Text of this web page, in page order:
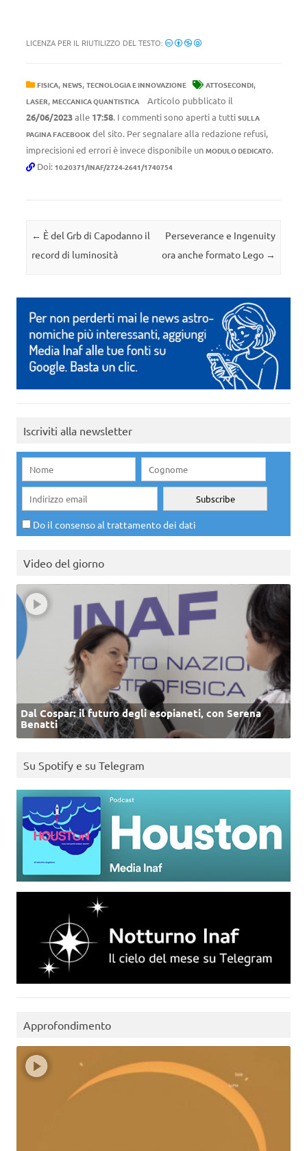
LICENZA PER IL RIUTILIZZO DEL TESTO:
FISICA, NEWS, TECNOLOGIA E INNOVAZIONE ATTOSECONDI,
LASER, MECCANICA QUANTISTICA
Articolo pubblicato il
26/06/2023alle 17:58. I commenti sono aperti a tutti SULLA
PAGINA FACEBOOK del sito. Per segnalare alla redazione refusi,
imprecisioni ed errori è invece disponibile un MODULO DEDICATO.
Doi: 10.20371/INAF/2724-2641/1740754
Navigazione articolo
← È del Grb di Capodanno il
record di luminosità
Perseverance e Ingenuity
ora anche formato Lego →
Iscriviti alla newsletter
Do il consenso al trattamento dei dati
Video del giorno
Dal Cospar: il futuro degli esopianeti, con Serena
Benatti
Su Spotify e su Telegram
Approfondimento